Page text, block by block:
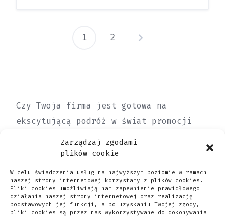
Zarządzaj zgodami
plików cookie
W celu świadczenia usług na najwyższym poziomie w ramach
naszej strony internetowej korzystamy z plików cookies.
Pliki cookies umożliwiają nam zapewnienie prawidłowego
działania naszej strony internetowej oraz realizację
podstawowych jej funkcji, a po uzyskaniu Twojej zgody,
pliki cookies są przez nas wykorzystywane do dokonywania
1 2
Czy Twoja firma jest gotowa na
ekscytującą podróż w świat promocji
prowadzisz małą lokalną firmę czy
dodanie swojego wpisu do naszej bazy
firm może okazać się kluczowym krokiem
w osiągnięciu sukcesu.